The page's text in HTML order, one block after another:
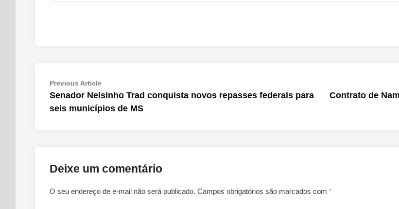
Navegação
de
Post
Previous ArticlePrevious
article:
Senador Nelsinho Trad conquista novos repasses federais para
seis municípios de MS
Contrato de
Deixe um comentário
O seu endereço de e-mail não será publicado. Campos obrigatórios são marcados com *